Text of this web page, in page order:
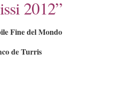
2012”
Fine del Mondo
de Turris